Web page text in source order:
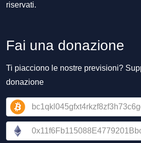
riservati.
Fai una donazione
Ti piacciono le nostre previsioni?
donazione